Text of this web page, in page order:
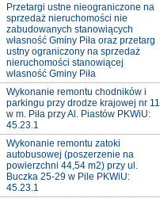
Przetargi ustne nieograniczone na
sprzedaż nieruchomości nie
zabudowanych stanowiących
własność Gminy Piła oraz przetarg
ustny ograniczony na sprzedaż
nieruchomości stanowiącej
własność Gminy Piła
Wykonanie remontu chodników i
parkingu przy drodze krajowej nr 11
w m. Piła przy Al. Piastów PKWiU:
45.23.1
Wykonanie remontu zatoki
autobusowej (poszerzenie na
powierzchni 44,54 m2) przy ul.
Buczka 25-29 w Pile PKWiU:
45.23.1